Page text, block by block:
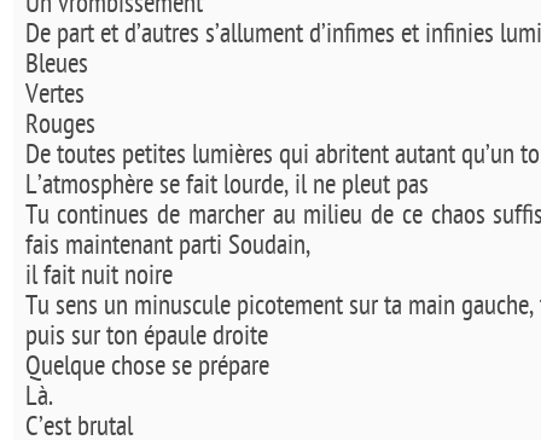
Un vrombissement
De part et d’autres s’allument d’infimes et infinies
Bleues
Vertes
Rouges
De toutes petites lumières qui abritent autant qu’un
L’atmosphère se fait lourde, il ne pleut pas
Tu continues de marcher au milieu de ce chaos
fais maintenant parti Soudain,
il fait nuit noire
Tu sens un minuscule picotement sur ta main
puis sur ton épaule droite
Quelque chose se prépare
Là.
C’est brutal